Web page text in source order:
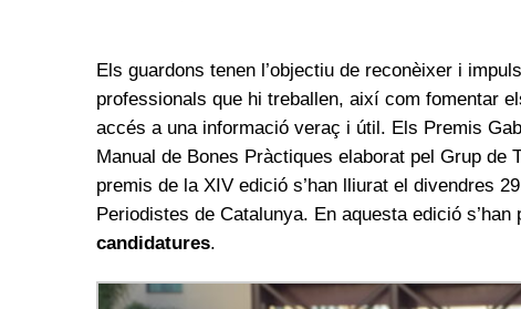
Els guardons tenen l’objectiu de reconèixer i
professionals que hi treballen, així com fomentar
accés a una informació veraç i útil. Els Premis
Manual de Bones Pràctiques elaborat pel Grup de
premis de la XIV edició s’han lliurat el divendres
Periodistes de Catalunya. En aquesta edició
candidatures.